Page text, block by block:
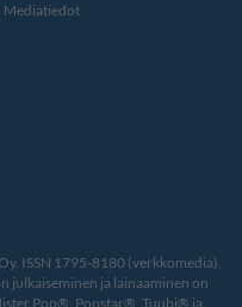
Mediatiedot
ISSN 1795-8180 (verkkomedia).
julkaiseminen ja lainaaminen on
Pop®, Popstar®, Tuubi® ja